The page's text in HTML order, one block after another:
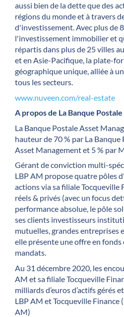
aussi bien de la dette que des
régions du monde et à travers
d'investissement. Avec plus de
l'investissement immobilier et
répartis dans plus de 25 villes
et en Asie-Pacifique, la plate-
géographique unique, alliée à
tous les secteurs.
www.nuveen.com/real-estate
A propos de La Banque
La Banque Postale Asset
hauteur de 70 % par La Banque
Asset Management et 5 % par
Gérant de conviction multi-
LBP AM propose quatre pôles
actions via sa filiale Tocqueville
réels & privés (avec un focus
performance absolue, le pôle
ses clients investisseurs
mutuelles, grandes entreprises
elle présente une offre en
mandats.
Au 31 décembre 2020, les
AM et sa filiale Tocqueville
milliards d’euros d’actifs gérés
LBP AM et Tocqueville
AM)